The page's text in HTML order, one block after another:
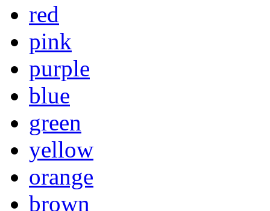
red
pink
purple
blue
green
yellow
orange
brown